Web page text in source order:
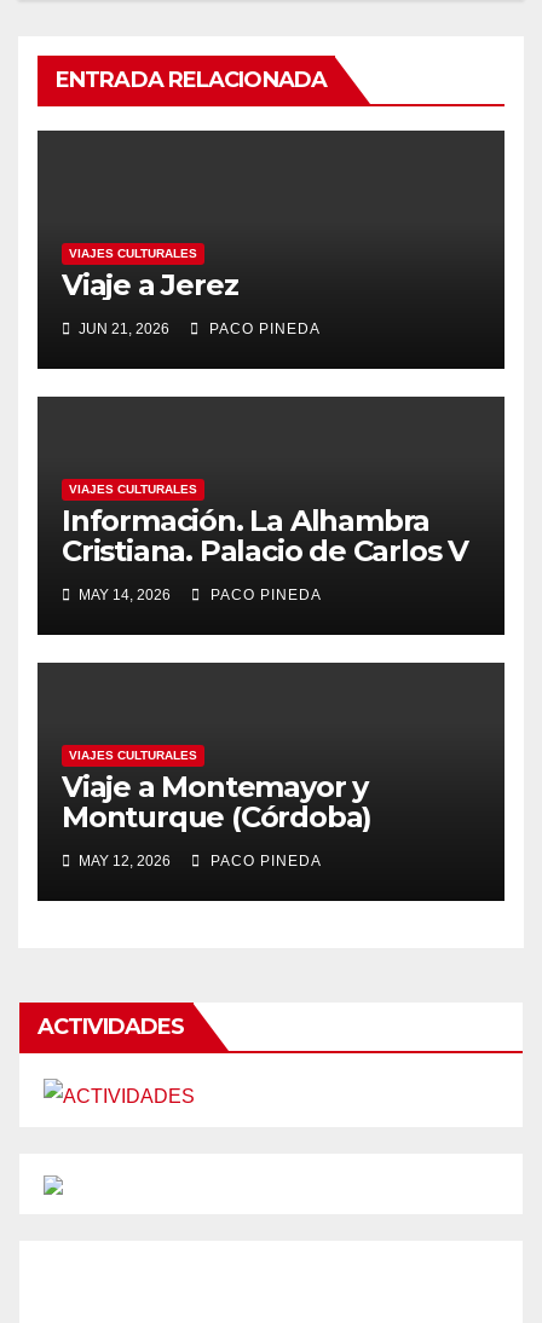
ENTRADA RELACIONADA
VIAJES CULTURALES
Viaje a Jerez
JUN 21, 2026 PACO PINEDA
VIAJES CULTURALES
Información. La Alhambra
Cristiana. Palacio de Carlos V
MAY 14, 2026 PACO PINEDA
VIAJES CULTURALES
Viaje a Montemayor y
Monturque (Córdoba)
MAY 12, 2026 PACO PINEDA
ACTIVIDADES